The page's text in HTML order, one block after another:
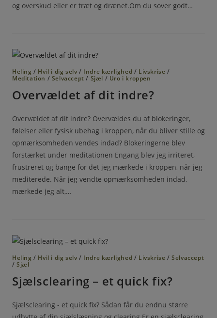
og overskud eller er træt og drænet.Om du sover godt…
Heling / Hvil i dig selv / Indre kærlighed / Livskrise /
Meditation / Selvaccept / Sjæl / Uro i kroppen
Overvældet af dit indre?
Overvældet af dit indre? Overvældes du af blokeringer,
følelser eller fysisk ubehag i kroppen, når du bliver stille og
opmærksomheden vendes indad? Blokeringerne blev
forstærket under meditationen Engang blev jeg irriteret,
frustreret og bange for det jeg mærkede i kroppen, når jeg
mediterede. Når jeg vendte opmærksomheden indad,
mærkede jeg alt,…
Heling / Hvil i dig selv / Indre kærlighed / Livskrise /Selvaccept
/Sjæl
Sjælsclearing – et quick fix?
Sjælsclearing - et quick fix? Sådan får du endnu større